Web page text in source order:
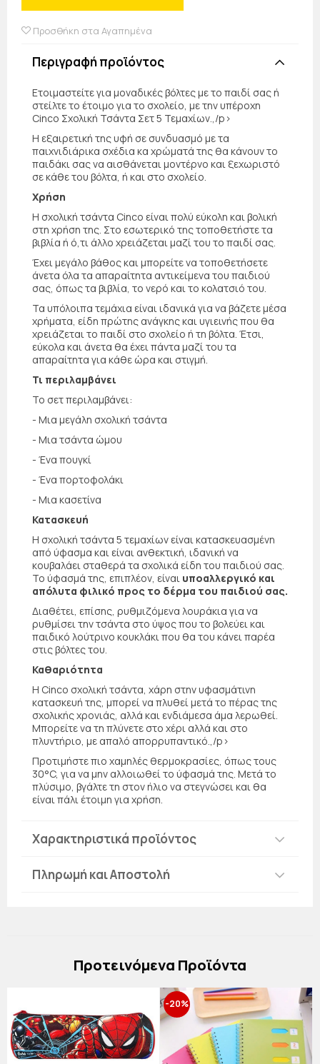
Προσθήκη στα Αγαπημένα
Περιγραφή προϊόντος
Ετοιμαστείτε για μοναδικές βόλτες με το παιδί σας ή
στείλτε το έτοιμο για το σχολείο, με την υπέροχη
Cinco Σχολική Τσάντα Σετ 5 Τεμαχίων.,/p>
Η εξαιρετική της υφή σε συνδυασμό με τα
παιχνιδιάρικα σχέδια κα χρώματά της θα κάνουν το
παιδάκι σας να αισθάνεται μοντέρνο και ξεχωριστό
σε κάθε του βόλτα, ή και στο σχολείο.
Χρήση
Η σχολική τσάντα Cinco είναι πολύ εύκολη και βολική
στη χρήση της. Στο εσωτερικό της τοποθετήστε τα
βιβλία ή ό,τι άλλο χρειάζεται μαζί του το παιδί σας.
Έχει μεγάλο βάθος και μπορείτε να τοποθετήσετε
άνετα όλα τα απαραίτητα αντικείμενα του παιδιού
σας, όπως τα βιβλία, το νερό και το κολατσιό του.
Τα υπόλοιπα τεμάχια είναι ιδανικά για να βάζετε μέσα
χρήματα, είδη πρώτης ανάγκης και υγιεινής που θα
χρειάζεται το παιδί στο σχολείο ή τη βόλτα. Έτσι,
εύκολα και άνετα θα έχει πάντα μαζί του τα
απαραίτητα για κάθε ώρα και στιγμή.
Τι περιλαμβάνει
Το σετ περιλαμβάνει:
- Μια μεγάλη σχολική τσάντα
- Μια τσάντα ώμου
- Ένα πουγκί
- Ένα πορτοφολάκι
- Μια κασετίνα
Κατασκευή
Η σχολική τσάντα 5 τεμαχίων είναι κατασκευασμένη
από ύφασμα και είναι ανθεκτική, ιδανική να
κουβαλάει σταθερά τα σχολικά είδη του παιδιού σας.
Το ύφασμά της, επιπλέον, είναι υποαλλεργικό και
απόλυτα φιλικό προς το δέρμα του παιδιού σας.
Διαθέτει, επίσης, ρυθμιζόμενα λουράκια για να
ρυθμίσει την τσάντα στο ύψος που το βολεύει και
παιδικό λούτρινο κουκλάκι που θα του κάνει παρέα
στις βόλτες του.
Καθαριότητα
Η Cinco σχολική τσάντα, χάρη στην υφασμάτινη
κατασκευή της, μπορεί να πλυθεί μετά το πέρας της
σχολικής χρονιάς, αλλά και ενδιάμεσα άμα λερωθεί.
Μπορείτε να τη πλύνετε στο χέρι αλλά και στο
πλυντήριο, με απαλό απορρυπαντικό.,/p>
Προτιμήστε πιο χαμηλές θερμοκρασίες, όπως τους
30°C, για να μην αλλοιωθεί το ύφασμά της. Μετά το
πλύσιμο, βγάλτε τη στον ήλιο να στεγνώσει και θα
είναι πάλι έτοιμη για χρήση.
Χαρακτηριστικά προϊόντος
Πληρωμή και Αποστολή
Πρoτεινόμενα Προϊόντα
-20%